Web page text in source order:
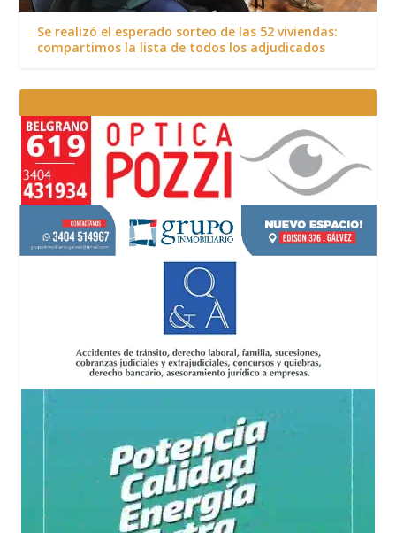
Se realizó el esperado sorteo de las 52 viviendas:
compartimos la lista de todos los adjudicados